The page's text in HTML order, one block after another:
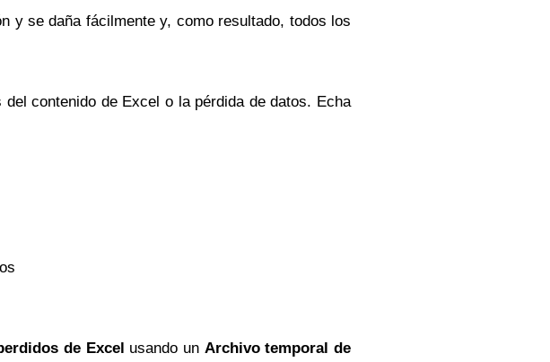
y se daña fácilmente y, como resultado, todos los
contenido de Excel o la pérdida de datos. Echa
de Excel usando un Archivo temporal de